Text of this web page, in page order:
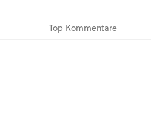
Top Kommentare